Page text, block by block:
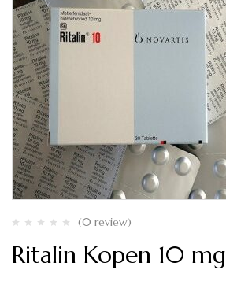
(0 review)
Ritalin Kopen 10 mg